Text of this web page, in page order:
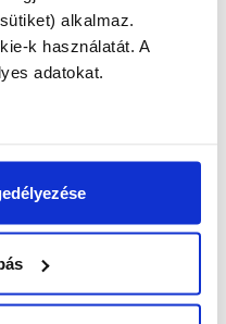
alkalmaz.
k használatát. A
adatokat.